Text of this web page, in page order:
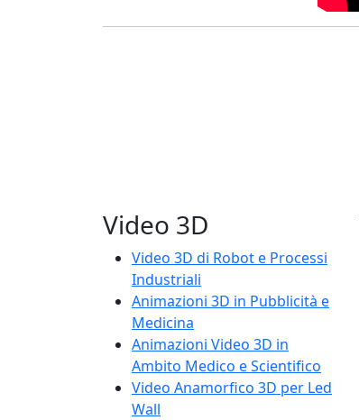
Video 3D
Video 3D di Robot e Processi
Industriali
Animazioni 3D in Pubblicità e
Medicina
Animazioni Video 3D in
Ambito Medico e Scientifico
Video Anamorfico 3D per Led
Wall